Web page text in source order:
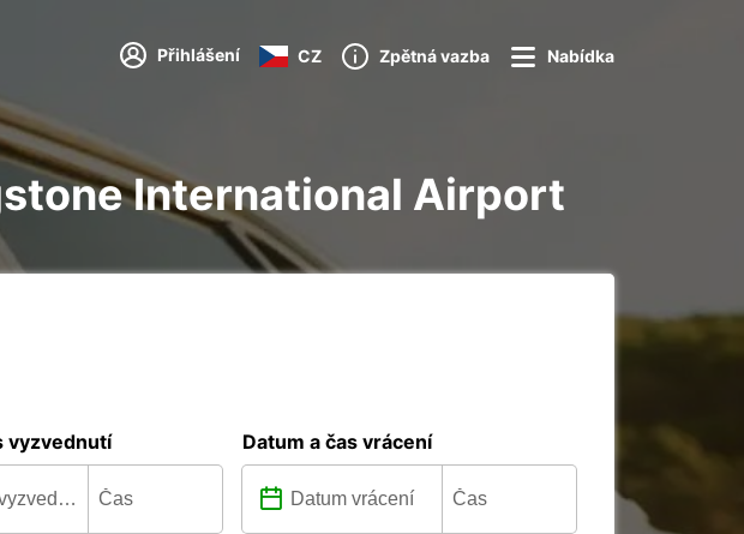
Přihlášení CZ Zpětná vazba Nabídka
International Airport
vyzvednutí Datum a čas vrácení